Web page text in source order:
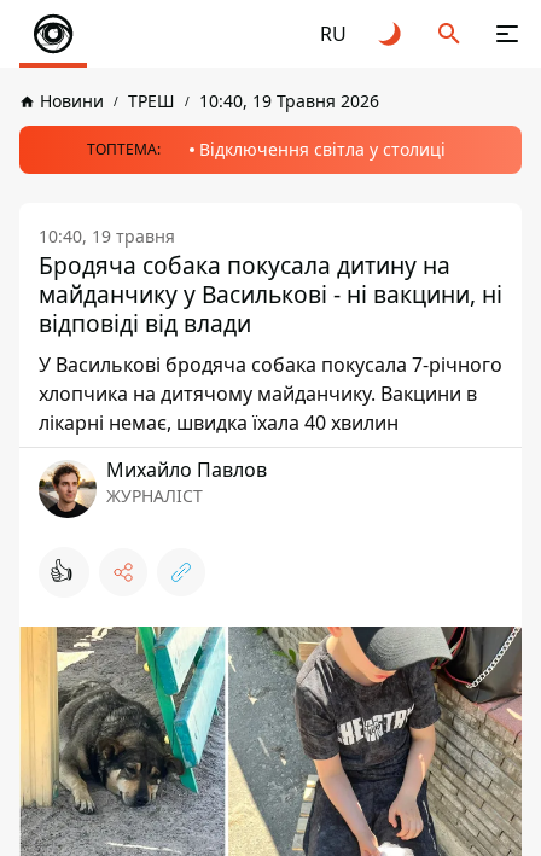
RU
Новини ТРЕШ 10:40, 19 Травня 2026
ТОПТЕМА: Відключення світла у столиці
10:40, 19 травня
Бродяча собака покусала дитину на
майданчику у Василькові - ні вакцини, ні
відповіді від влади
У Василькові бродяча собака покусала 7-річного
хлопчика на дитячому майданчику. Вакцини в
лікарні немає, швидка їхала 40 хвилин
Михайло Павлов
ЖУРНАЛІСТ
👍